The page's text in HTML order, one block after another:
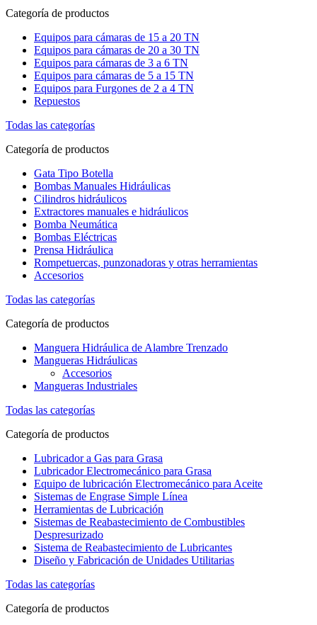
Categoría de productos
Equipos para cámaras de 15 a 20 TN
Equipos para cámaras de 20 a 30 TN
Equipos para cámaras de 3 a 6 TN
Equipos para cámaras de 5 a 15 TN
Equipos para Furgones de 2 a 4 TN
Repuestos
Todas las categorías
Categoría de productos
Gata Tipo Botella
Bombas Manuales Hidráulicas
Cilindros hidráulicos
Extractores manuales e hidráulicos
Bomba Neumática
Bombas Eléctricas
Prensa Hidráulica
Rompetuercas, punzonadoras y otras herramientas
Accesorios
Todas las categorías
Categoría de productos
Manguera Hidráulica de Alambre Trenzado
Mangueras Hidráulicas
Accesorios
Mangueras Industriales
Todas las categorías
Categoría de productos
Lubricador a Gas para Grasa
Lubricador Electromecánico para Grasa
Equipo de lubricación Electromecánico para Aceite
Sistemas de Engrase Simple Línea
Herramientas de Lubricación
Sistemas de Reabastecimiento de Combustibles
Despresurizado
Sistema de Reabastecimiento de Lubricantes
Diseño y Fabricación de Unidades Utilitarias
Todas las categorías
Categoría de productos